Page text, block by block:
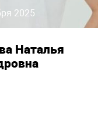
2025
Наталья